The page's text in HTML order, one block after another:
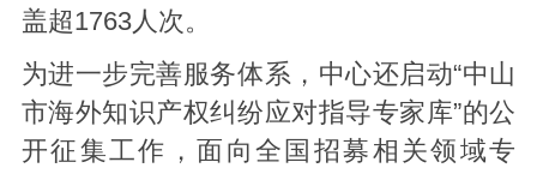
盖超1763人次。
为进一步完善服务体系，中心还启动“中山
市海外知识产权纠纷应对指导专家库”的公
开征集工作，面向全国招募相关领域专